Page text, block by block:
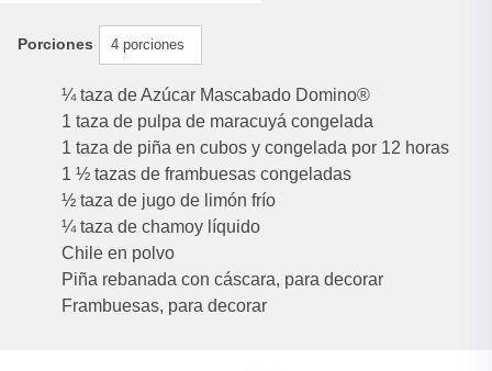
Porciones 4 porciones
¼ taza de Azúcar Mascabado Domino®
1 taza de pulpa de maracuyá congelada
1 taza de piña en cubos y congelada por 12 horas
1 ½ tazas de frambuesas congeladas
½ taza de jugo de limón frío
¼ taza de chamoy líquido
Chile en polvo
Piña rebanada con cáscara, para decorar
Frambuesas, para decorar